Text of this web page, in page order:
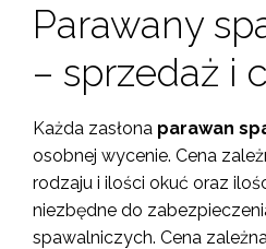
Parawany
– sprzedaż i
Każda zasłona parawan
osobnej wycenie. Cena
rodzaju i ilości okuć oraz
niezbędne do
spawalniczych. Cena